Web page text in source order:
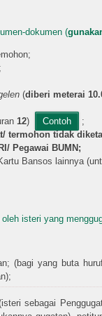
dokumen (
(diberi meterai
12) Contoh
;
termohon tidak
Pegawai BUMN;
Bansos lainnya
isteri yang
(bagi yang buta
sebagai